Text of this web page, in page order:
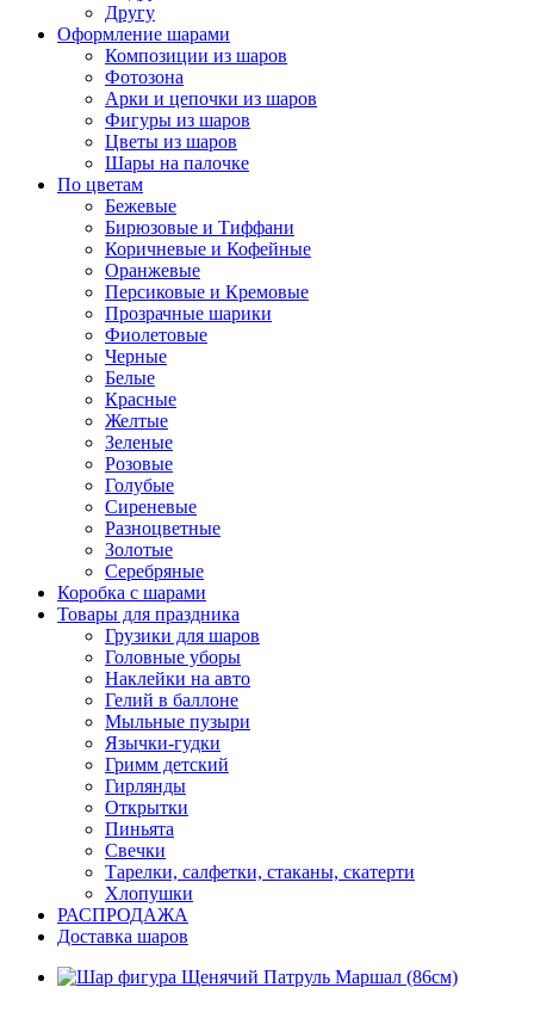
Другу
Оформление шарами
Композиции из шаров
Фотозона
Арки и цепочки из шаров
Фигуры из шаров
Цветы из шаров
Шары на палочке
По цветам
Бежевые
Бирюзовые и Тиффани
Коричневые и Кофейные
Оранжевые
Персиковые и Кремовые
Прозрачные шарики
Фиолетовые
Черные
Белые
Красные
Желтые
Зеленые
Розовые
Голубые
Сиреневые
Разноцветные
Золотые
Серебряные
Коробка с шарами
Товары для праздника
Грузики для шаров
Головные уборы
Наклейки на авто
Гелий в баллоне
Мыльные пузыри
Язычки-гудки
Гримм детский
Гирлянды
Открытки
Пиньята
Свечки
Тарелки, салфетки, стаканы, скатерти
Хлопушки
РАСПРОДАЖА
Доставка шаров